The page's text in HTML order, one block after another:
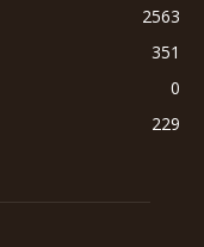
2563
351
0
229